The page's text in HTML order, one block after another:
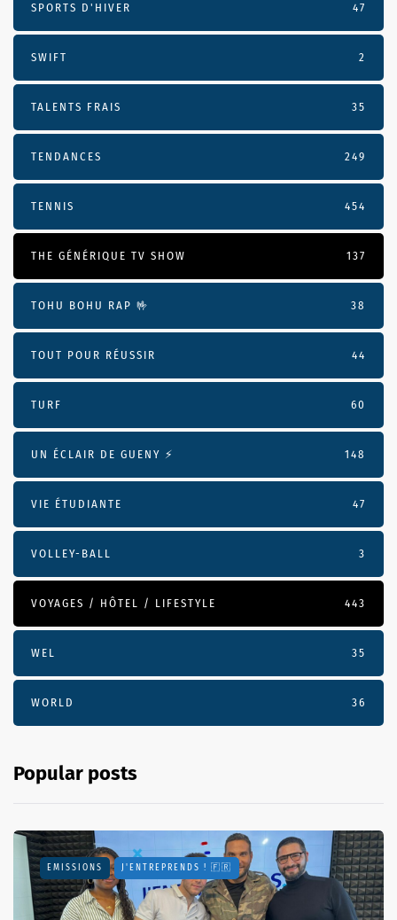
SPORTS D'HIVER 47
SWIFT 2
TALENTS FRAIS 35
TENDANCES 249
TENNIS 454
THE GÉNÉRIQUE TV SHOW 137
TOHU BOHU RAP 🤟 38
TOUT POUR RÉUSSIR 44
TURF 60
UN ÉCLAIR DE GUENY ⚡️ 148
VIE ÉTUDIANTE 47
VOLLEY-BALL 3
VOYAGES / HÔTEL / LIFESTYLE 443
WEL 35
WORLD 36
Popular posts
EMISSIONS J'ENTREPRENDS ! 🇫🇷